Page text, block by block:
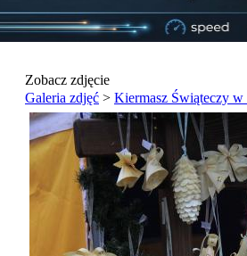
Zobacz zdjęcie
Galeria zdjęć > Kiermasz Świąteczy